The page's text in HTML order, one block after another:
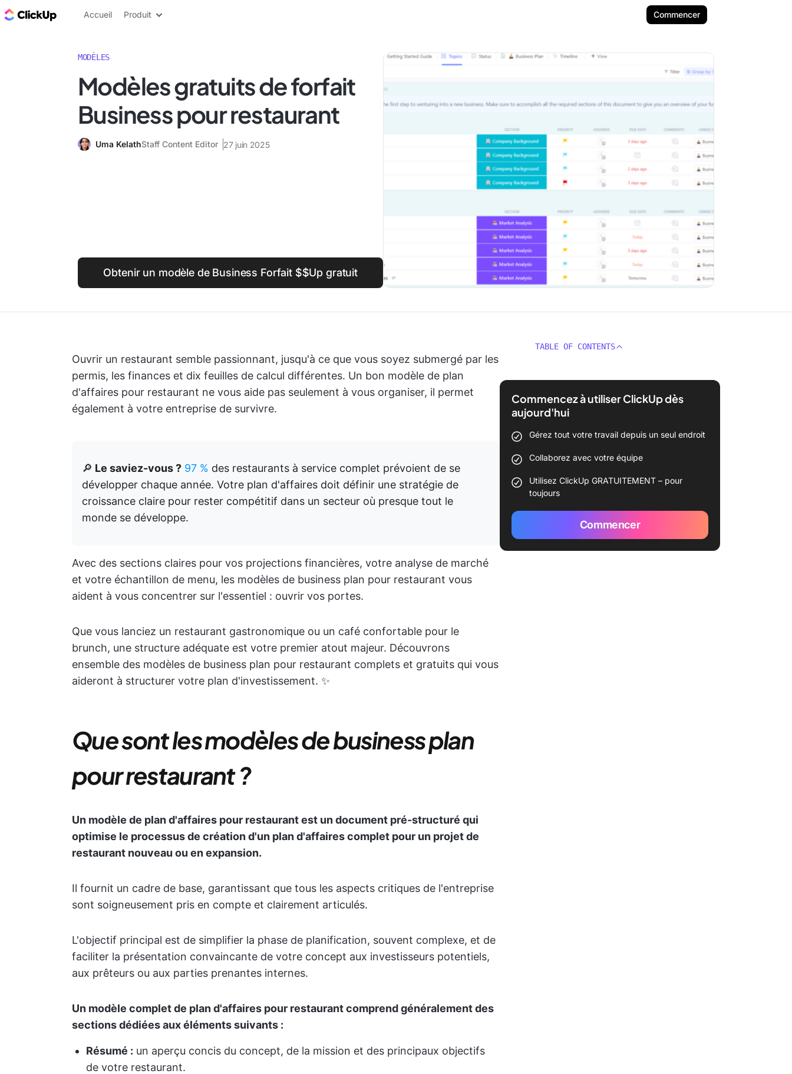
ClickUp Blog
Accueil Produit Commencer
MODÈLES
Modèles gratuits de forfait
Business pour restaurant
Uma KelathStaff Content Editor 27 juin 2025
Obtenir un modèle de Business Forfait $$Up gratuit
Ouvrir un restaurant semble passionnant, jusqu'à ce que vous soyez submergé par les
permis, les finances et dix feuilles de calcul différentes. Un bon modèle de plan
d'affaires pour restaurant ne vous aide pas seulement à vous organiser, il permet
également à votre entreprise de survivre.
🔎 Le saviez-vous ? 97 % des restaurants à service complet prévoient de se
développer chaque année. Votre plan d'affaires doit définir une stratégie de
croissance claire pour rester compétitif dans un secteur où presque tout le
monde se développe.
Avec des sections claires pour vos projections financières, votre analyse de marché
et votre échantillon de menu, les modèles de business plan pour restaurant vous
aident à vous concentrer sur l'essentiel : ouvrir vos portes.
Que vous lanciez un restaurant gastronomique ou un café confortable pour le
brunch, une structure adéquate est votre premier atout majeur. Découvrons
ensemble des modèles de business plan pour restaurant complets et gratuits qui vous
aideront à structurer votre plan d'investissement. ✨
Que sont les modèles de business plan
pour restaurant ?
Un modèle de plan d'affaires pour restaurant est un document pré-structuré qui
optimise le processus de création d'un plan d'affaires complet pour un projet de
restaurant nouveau ou en expansion.
Il fournit un cadre de base, garantissant que tous les aspects critiques de l'entreprise
sont soigneusement pris en compte et clairement articulés.
L'objectif principal est de simplifier la phase de planification, souvent complexe, et de
faciliter la présentation convaincante de votre concept aux investisseurs potentiels,
aux prêteurs ou aux parties prenantes internes.
Un modèle complet de plan d'affaires pour restaurant comprend généralement des
sections dédiées aux éléments suivants :
Résumé : un aperçu concis du concept, de la mission et des principaux objectifs
de votre restaurant.
TABLE OF CONTENTS
Commencez à utiliser ClickUp dès
aujourd'hui
Gérez tout votre travail depuis un seul endroit
Collaborez avec votre équipe
Utilisez ClickUp GRATUITEMENT – pour
toujours
Commencer